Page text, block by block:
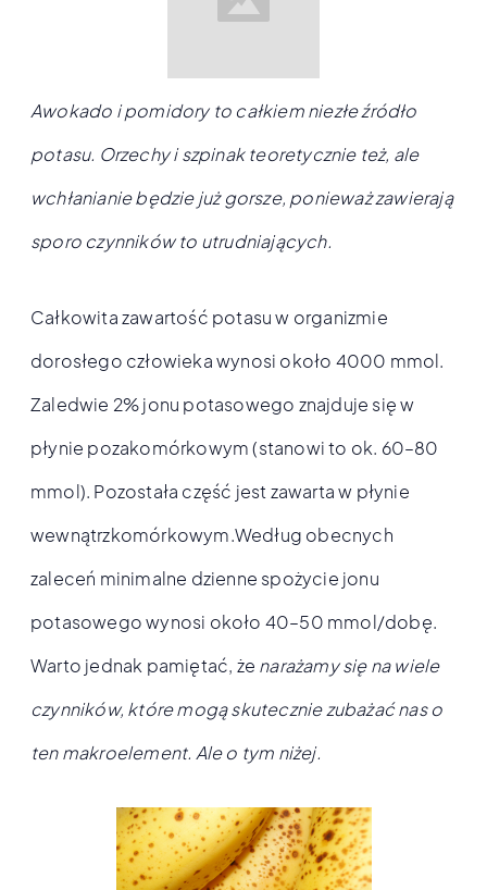
Awokado i pomidory to całkiem niezłe źródło
potasu. Orzechy i szpinak teoretycznie też, ale
wchłanianie będzie już gorsze, ponieważ zawierają
sporo czynników to utrudniających.
Całkowita zawartość potasu w organizmie
dorosłego człowieka wynosi około 4000 mmol.
Zaledwie 2% jonu potasowego znajduje się w
płynie pozakomórkowym (stanowi to ok. 60–80
mmol). Pozostała część jest zawarta w płynie
wewnątrzkomórkowym.Według obecnych
zaleceń minimalne dzienne spożycie jonu
potasowego wynosi około 40–50 mmol/dobę.
Warto jednak pamiętać, że narażamy się na wiele
czynników, które mogą skutecznie zubażać nas o
ten makroelement. Ale o tym niżej.